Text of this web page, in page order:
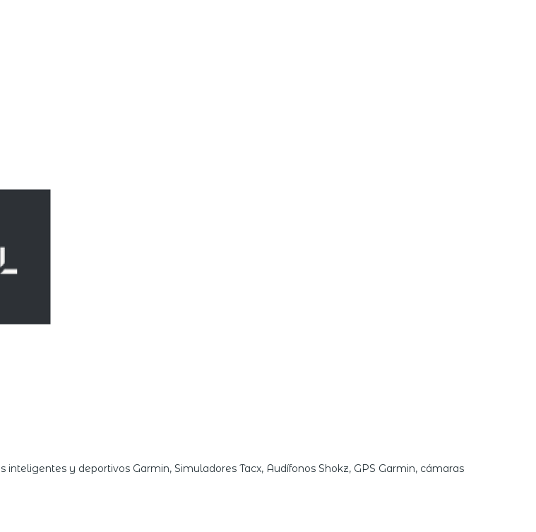
y deportivos Garmin, Simuladores Tacx, Audífonos Shokz, GPS Garmin, cámaras